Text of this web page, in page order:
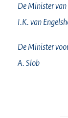
De Minister
I.K. van
De Minister
A.Slob